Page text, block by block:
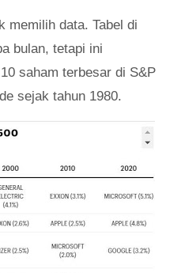
memilih data. Tabel di
bulan, tetapi ini
saham terbesar di S&P
sejak tahun 1980.